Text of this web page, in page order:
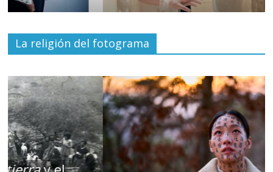
La religión del fotograma